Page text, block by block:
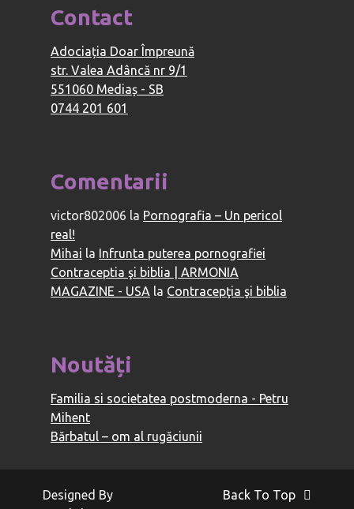
Contact
Adociația Doar Împreună
str. Valea Adâncă nr 9/1
551060 Mediaș - SB
0744 201 601
Comentarii
victor802006 la Pornografia – Un pericol
real!
Mihai la Infrunta puterea pornografiei
Contraceptia şi biblia | ARMONIA
MAGAZINE - USA la Contracepţia şi biblia
Noutăți
Familia si societatea postmoderna - Petru
Mihent
Bărbatul – om al rugăciunii
Designed By
Back To Top